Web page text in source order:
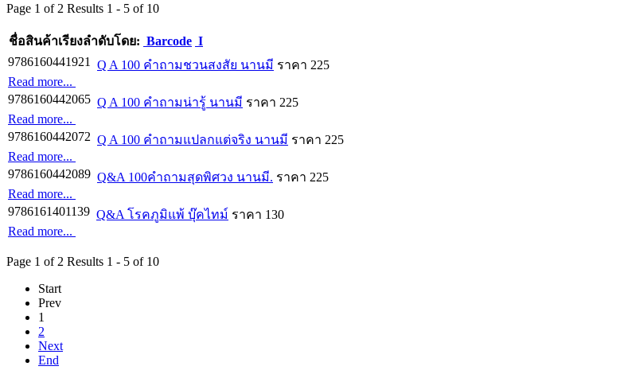
Page 1 of 2 Results 1 - 5 of 10
ชื่อสินค้าเรียงลำดับโดย: Barcode I
9786160441921
Q A 100 คำถามชวนสงสัย นานมี ราคา 225
Read more...
9786160442065 Q A 100 คำถามน่ารู้ นานมี ราคา 225
Read more...
9786160442072 Q A 100 คำถามแปลกแต่จริง นานมี ราคา 225
Read more...
9786160442089 Q&A 100คำถามสุดพิศวง นานมี. ราคา 225
Read more...
9786161401139 Q&A โรคภูมิแพ้ บุ๊คไทม์ ราคา 130
Read more...
Page 1 of 2 Results 1 - 5 of 10
Start
Prev
1
2
Next
End